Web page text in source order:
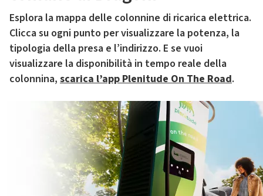
Esplora la mappa delle colonnine di ricarica elettrica.
Clicca su ogni punto per visualizzare la potenza, la
tipologia della presa e l’indirizzo. E se vuoi
visualizzare la disponibilità in tempo reale della
colonnina, scarica l’app Plenitude On The Road.